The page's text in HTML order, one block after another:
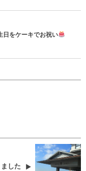
をケーキでお祝い
した